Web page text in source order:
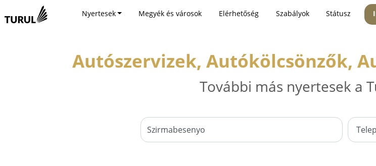
Nyertesek Megyék és városok Elérhetőség Szabályok Státusz
Autószervizek, Autókölcsönzők,
További más nyertesek a